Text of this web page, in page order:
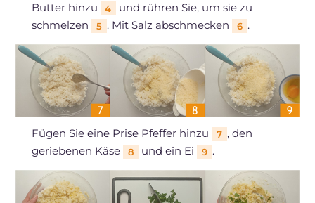
Butter hinzu
4
und rühren Sie, um sie zu
schmelzen
5 . Mit Salz abschmecken 6 .
Fügen Sie eine Prise Pfeffer hinzu 7 , den
geriebenen Käse
8 und ein Ei 9 .